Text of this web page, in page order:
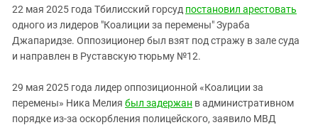
22 мая 2025 года Тбилисский горсуд постановил арестовать
одного из лидеров "Коалиции за перемены" Зураба
Джапаридзе. Оппозиционер был взят под стражу в зале суда
и направлен в Руставскую тюрьму №12.
29 мая 2025 года лидер оппозиционной «Коалиции за
перемены» Ника Мелия был задержан в административном
порядке из-за оскорбления полицейского, заявило МВД